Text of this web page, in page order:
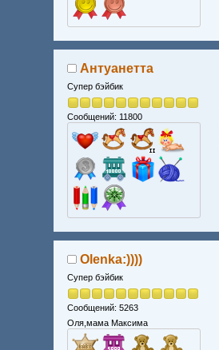
Антуанетта
Супер бэйбик
Сообщений: 11800
Olenka:))))
Супер бэйбик
Сообщений: 5263
Оля,мама Максима